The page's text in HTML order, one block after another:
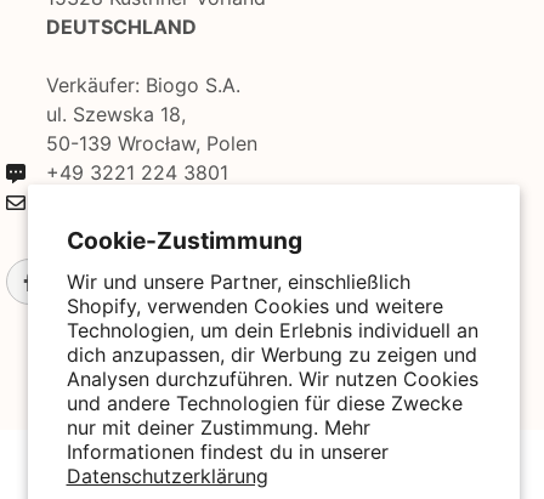
Cookie-Zustimmung
Wir und unsere Partner, einschließlich
Shopify, verwenden Cookies und weitere
Technologien, um dein Erlebnis individuell an
dich anzupassen, dir Werbung zu zeigen und
Analysen durchzuführen. Wir nutzen Cookies
und andere Technologien für diese Zwecke
nur mit deiner Zustimmung. Mehr
Informationen findest du in unserer
Datenschutzerklärung
DEUTSCHLAND
Verkäufer: Biogo S.A.
ul. Szewska 18,
50-139 Wrocław, Polen
+49 3221 224 3801
© 2025 Biogo. All Rights Reserved. Powered By Biogo With
Love 🧡